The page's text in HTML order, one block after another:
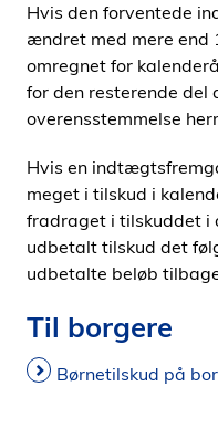
Hvis den forventede
ændret med mere end
omregnet for
for den resterende del
overensstemmelse
Hvis en
meget i tilskud i
fradraget i tilskuddet i
udbetalt tilskud det
udbetalte beløb
Til borgere
Børnetilskud på